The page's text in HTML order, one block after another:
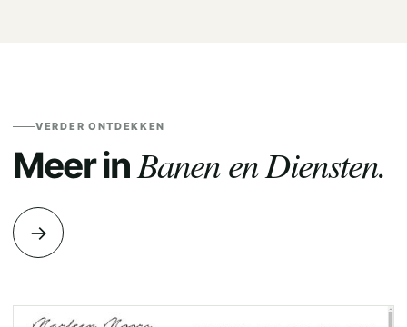
VERDER ONTDEKKEN
Meer inBanen en Diensten.
→